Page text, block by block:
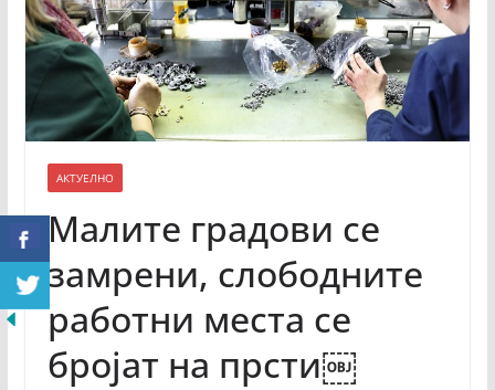
АКТУЕЛНО
Maлите градови се
замрени, слободните
работни места се
бројат на прсти￼